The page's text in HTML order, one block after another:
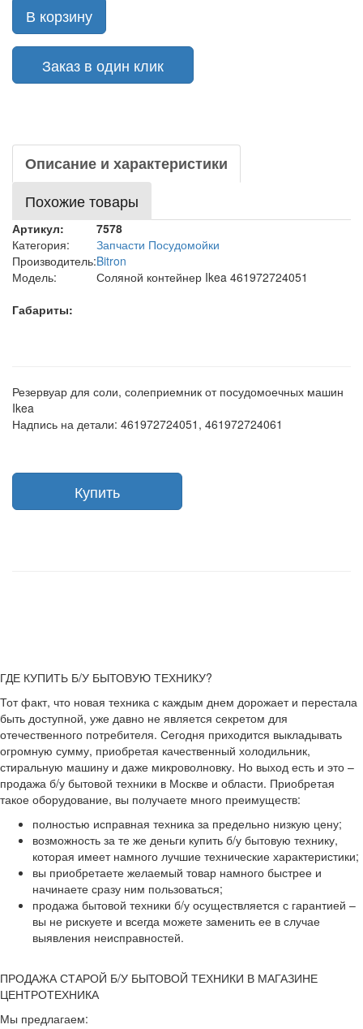
В корзину
Заказ в один клик
Описание и характеристики
Похожие товары
Артикул:
7578
Категория:
Запчасти Посудомойки
Производитель:Bitron
Модель:
Соляной контейнер Ikea 461972724051
Габариты:
Резервуар для соли, солеприемник от посудомоечных машин
Ikea
Надпись на детали: 461972724051, 461972724061
ГДЕ КУПИТЬ Б/У БЫТОВУЮ ТЕХНИКУ?
Тот факт, что новая техника с каждым днем дорожает и перестала
быть доступной, уже давно не является секретом для
отечественного потребителя. Сегодня приходится выкладывать
огромную сумму, приобретая качественный холодильник,
стиральную машину и даже микроволновку. Но выход есть и это –
продажа б/у бытовой техники в Москве и области. Приобретая
такое оборудование, вы получаете много преимуществ:
полностью исправная техника за предельно низкую цену;
возможность за те же деньги купить б/у бытовую технику,
которая имеет намного лучшие технические характеристики;
вы приобретаете желаемый товар намного быстрее и
начинаете сразу ним пользоваться;
продажа бытовой техники б/у осуществляется с гарантией –
вы не рискуете и всегда можете заменить ее в случае
выявления неисправностей.
ПРОДАЖА СТАРОЙ Б/У БЫТОВОЙ ТЕХНИКИ В МАГАЗИНЕ
ЦЕНТРОТЕХНИКА
Мы предлагаем: